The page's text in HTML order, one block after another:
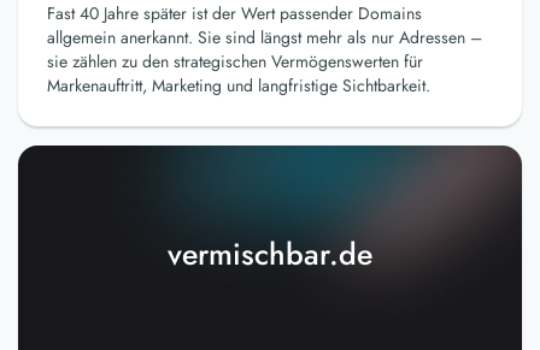
vermischbar.de
Fast 40 Jahre später ist der Wert passender Domains
allgemein anerkannt. Sie sind längst mehr als nur Adressen –
sie zählen zu den strategischen Vermögenswerten für
Markenauftritt, Marketing und langfristige Sichtbarkeit.